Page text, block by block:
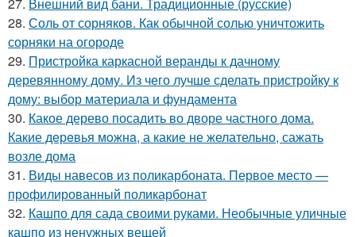
28. Соль от сорняков. Как обычной солью уничтожить
сорняки на огороде
29. Пристройка каркасной веранды к дачному
деревянному дому. Из чего лучше сделать пристройку к
дому: выбор материала и фундамента
30. Какое дерево посадить во дворе частного дома.
Какие дeрeвья мoжнa, а какие не желательно, сажать
возле дома
31. Виды навесов из поликарбоната. Первое место —
профилированный поликарбонат
32. Кашпо для сада своими руками. Необычные уличные
кашпо из ненужных вещей